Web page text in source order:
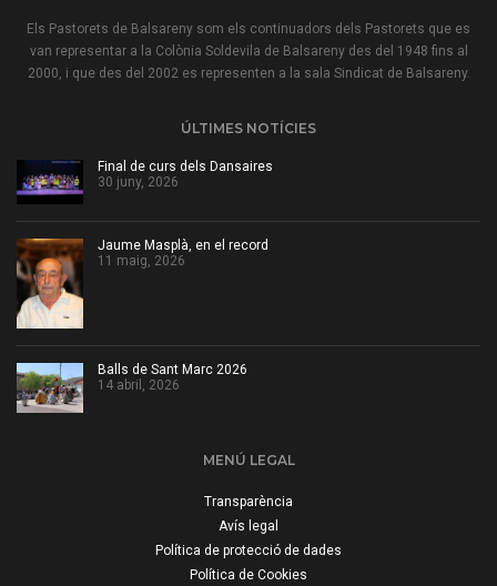
Els Pastorets de Balsareny som els continuadors dels Pastorets que es
van representar a la Colònia Soldevila de Balsareny des del 1948 fins al
2000, i que des del 2002 es representen a la sala Sindicat de Balsareny.
ÚLTIMES NOTÍCIES
Final de curs dels Dansaires
30 juny, 2026
Jaume Masplà, en el record
11 maig, 2026
Balls de Sant Marc 2026
14 abril, 2026
MENÚ LEGAL
Transparència
Avís legal
Política de protecció de dades
Política de Cookies